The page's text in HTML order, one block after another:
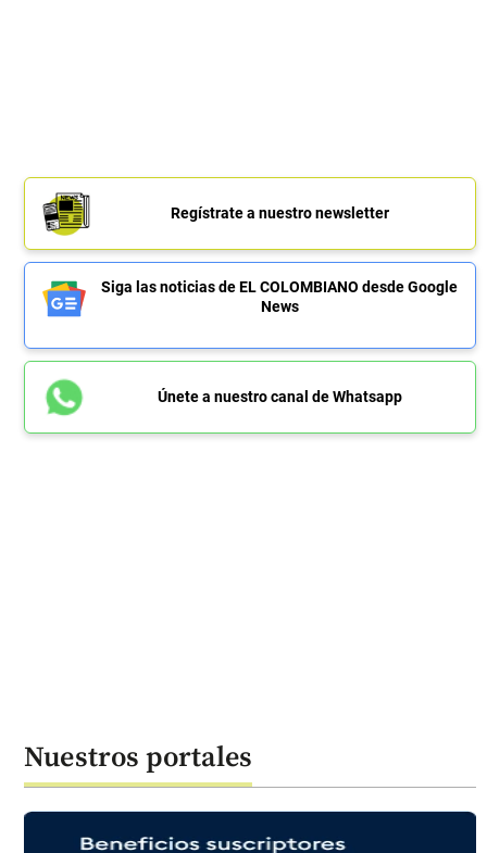
Regístrate a nuestro newsletter
Siga las noticias de EL COLOMBIANO desde Google
News
Únete a nuestro canal de Whatsapp
Nuestros portales